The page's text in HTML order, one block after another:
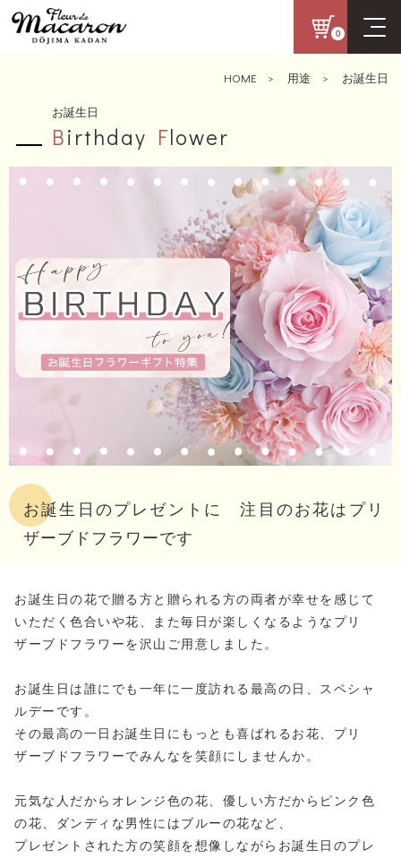
0
HOME> 用途 > お誕生日
お誕生日
Birthday Flower
お誕生日のプレゼントに 注目のお花はプリ
ザーブドフラワーです
お誕生日の花で贈る方と贈られる方の両者が幸せを感じて
いただく色合いや花、また毎日が楽しくなるようなプリ
ザーブドフラワーを沢山ご用意しました。
お誕生日は誰にでも一年に一度訪れる最高の日、スペシャ
ルデーです。
その最高の一日お誕生日にもっとも喜ばれるお花、プリ
ザーブドフラワーでみんなを笑顔にしませんか。
元気な人だからオレンジ色の花、優しい方だからピンク色
の花、ダンディな男性にはブルーの花など、
プレゼントされた方の笑顔を想像しながらお誕生日のプレ